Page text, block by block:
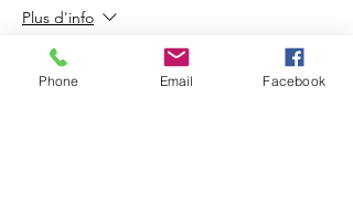
Plus d'info
26,00 €
Phone Email Facebook